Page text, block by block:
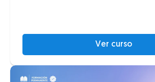
Ver curso